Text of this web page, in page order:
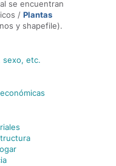
se encuentran
/ Plantas
y shapefile).
sexo, etc.